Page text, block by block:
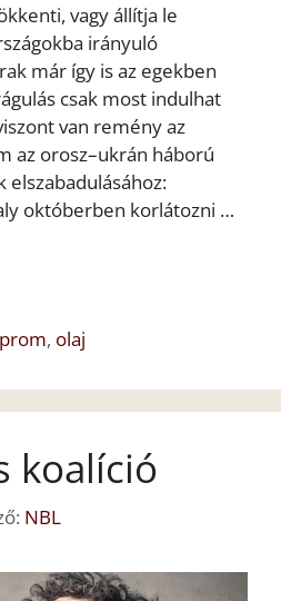
vagy állítja le
irányuló
már így is az egekben
csak most indulhat
van remény az
az orosz–ukrán háború
elszabadulásához:
októberben korlátozni …
, olaj
koalíció
NBL